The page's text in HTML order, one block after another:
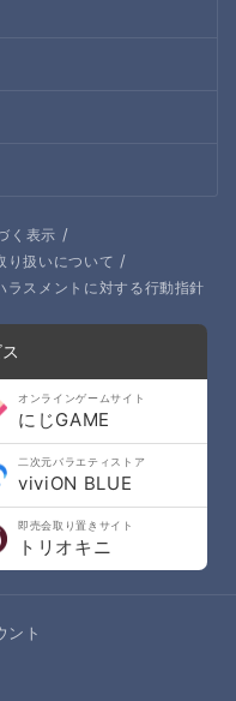
く表示 /
り扱いについて /
ラスメントに対する行動指針
オンラインゲームサイト
にじGAME
二次元バラエティストア
viviON BLUE
即売会取り置きサイト
トリオキニ
ント